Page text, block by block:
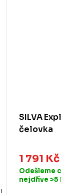
SILVA
čelovka
1 791 Kč
Odešleme
nejdříve >5